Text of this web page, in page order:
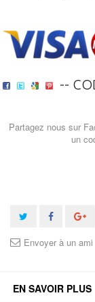
--
Partagez nous sur
un
Envoyer à un ami
EN SAVOIR PLUS